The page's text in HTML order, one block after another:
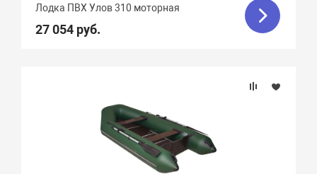
Фальшборт
Крепление сидений
Количество сидений
Лодка ПВХ Улов 310 моторная
27 054 руб.